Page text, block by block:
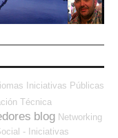
Iniciativas Públicas
Técnica
blog Networking
- Iniciativas